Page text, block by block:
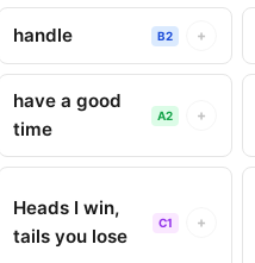
handle B2 +
have a good
time
A2 +
Heads I win,
tails you lose
C1 +